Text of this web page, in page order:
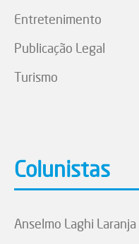
Entretenimento
Publicação Legal
Turismo
Colunistas
Anselmo Laghi Laranja